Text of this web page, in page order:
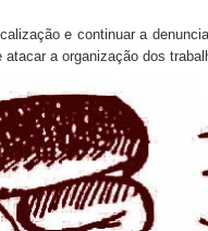
e continuar a
a organização dos